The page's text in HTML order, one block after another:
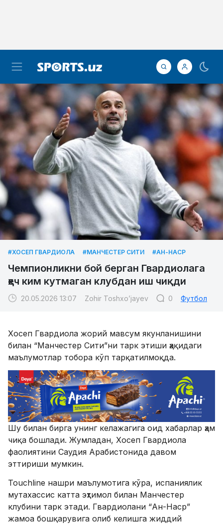
#ХОСЕП ГВАРДИОЛА #МАНЧЕСТЕР СИТИ #АН-НАСР
Чемпионликни бой берган Гвардиолага
ҳеч ким кутмаган клубдан иш чиқди
20.05.2026 13:07 Zohir Toshxo’jayev 0 Футбол
Хосеп Гвардиола жорий мавсум якунланишини
билан “Манчестер Сити”ни тарк этиши ҳақидаги
маълумотлар тобора кўп тарқатилмоқда.
Шу билан бирга унинг келажагига оид хабарлар ҳам
чиқа бошлади. Жумладан, Хосеп Гвардиола
фаолиятини Саудия Арабистонида давом
эттириши мумкин.
Touchline нашри маълумотига кўра, испаниялик
мутахассис катта эҳтимол билан Манчестер
клубини тарк этади. Гвардиолани “Ан-Наср”
жамоа бошқарувига олиб келишга жиддий